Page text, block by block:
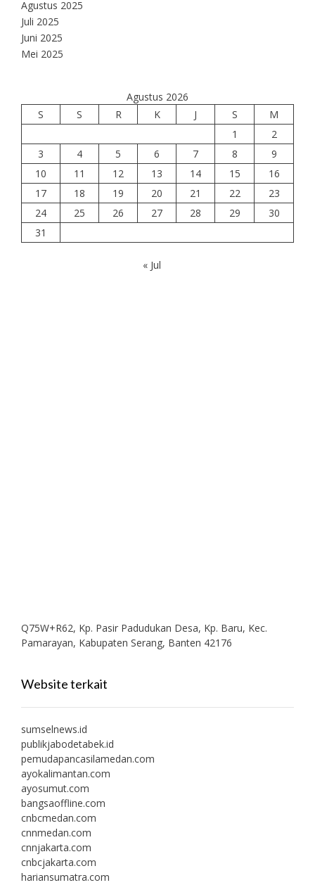
Agustus 2025
Juli 2025
Juni 2025
Mei 2025
Agustus 2026
S
S R K J S
M
1
2
3
4 5 6 7 8
9
10
11 12 13 14 15
16
17
18 19 20 21 22
23
24
25 26 27 28 29
30
31
« Jul
Q75W+R62, Kp. Pasir Padudukan Desa, Kp. Baru, Kec.
Pamarayan, Kabupaten Serang, Banten 42176
Website terkait
sumselnews.id
publikjabodetabek.id
pemudapancasilamedan.com
ayokalimantan.com
ayosumut.com
bangsaoffline.com
cnbcmedan.com
cnnmedan.com
cnnjakarta.com
cnbcjakarta.com
hariansumatra.com